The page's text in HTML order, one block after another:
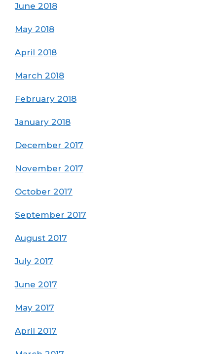
June 2018
May 2018
April 2018
March 2018
February 2018
January 2018
December 2017
November 2017
October 2017
September 2017
August 2017
July 2017
June 2017
May 2017
April 2017